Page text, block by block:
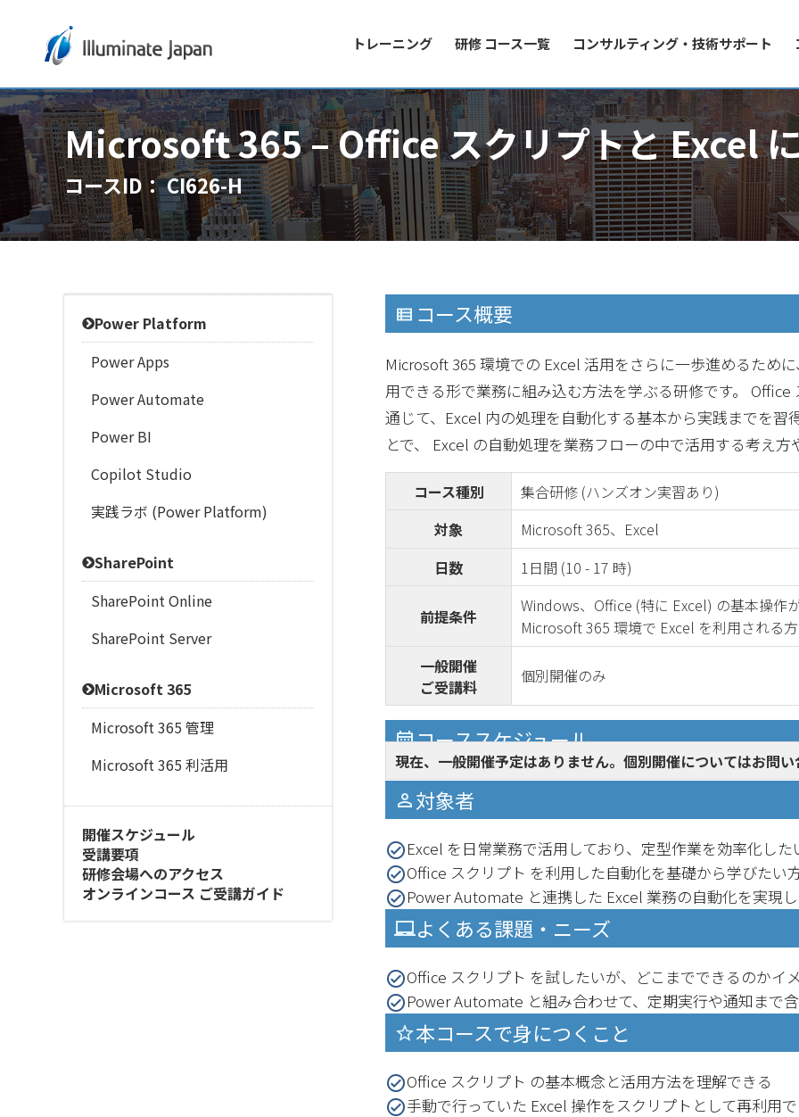
トレーニング 研修 コース一覧 コンサルティング・技術サポート
Microsoft 365 – Office スクリプトと Excel
コースID： CI626-H
コース概要
Microsoft 365 環境での Excel 活用をさらに一歩進めるため
用できる形で業務に組み込む方法を学ぶる研修です。
通じて、Excel 内の処理を自動化する基本から実践までを
とで、 Excel の自動処理を業務フローの中で活用する考え
コース種別
集合研修 (ハンズオン実習あり)
対象
Microsoft 365、Excel
日数
1日間 (10 - 17 時)
前提条件
Windows、Office (特に Excel) の基本操作
Microsoft 365 環境で Excel を利用される方
一般開催
ご受講料
個別開催のみ
コーススケジュール
現在、一般開催予定はありません。個別開催についてはお問
対象者
Excel を日常業務で活用しており、定型作業を効率化した
Office スクリプト を利用した自動化を基礎から学びたい
Power Automate と連携した Excel 業務の自動化を実現
よくある課題・ニーズ
Office スクリプト を試したいが、どこまでできるのかイ
Power Automate と組み合わせて、定期実行や通知まで
本コースで身につくこと
Office スクリプト の基本概念と活用方法を理解できる
手動で行っていた Excel 操作をスクリプトとして再利用
Power Platform
Power Apps
Power Automate
Power BI
Copilot Studio
実践ラボ (Power Platform)
SharePoint
SharePoint Online
SharePoint Server
Microsoft 365
Microsoft 365 管理
Microsoft 365 利活用
開催スケジュール
受講要項
研修会場へのアクセス
オンラインコース ご受講ガイド